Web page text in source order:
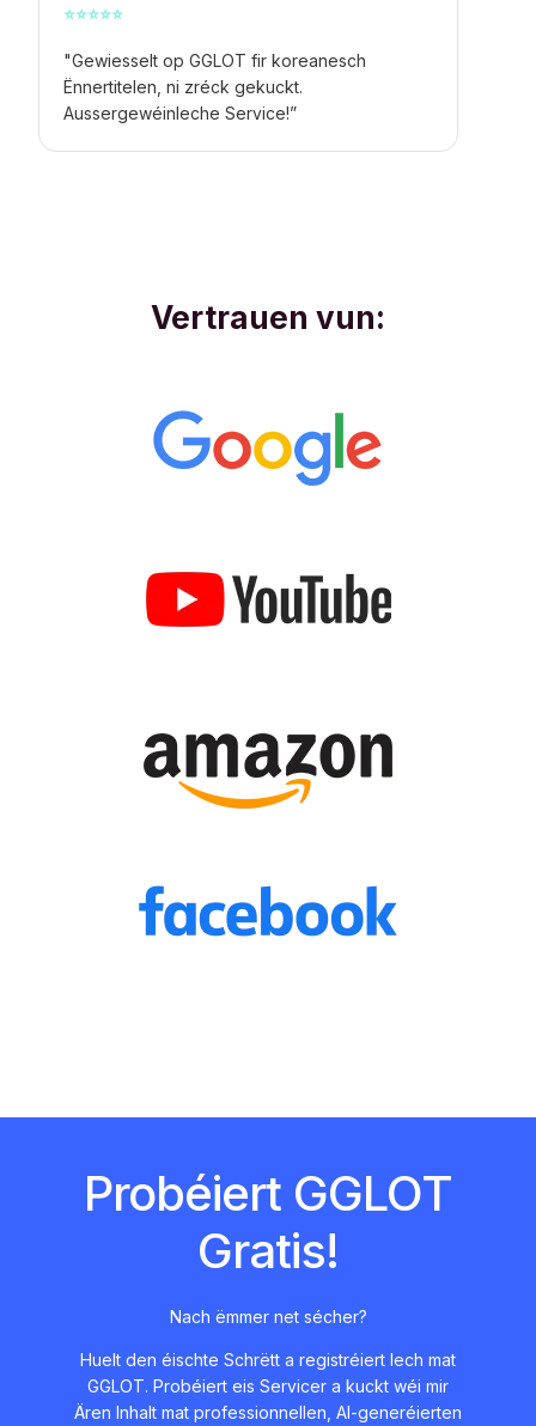
⭐⭐⭐⭐⭐
"Gewiesselt op GGLOT fir koreanesch
Ënnertitelen, ni zréck gekuckt.
Aussergewéinleche Service!”
Vertrauen vun:
Probéiert GGLOT
Gratis!
Nach ëmmer net sécher?
Huelt den éischte Schrëtt a registréiert Iech mat
GGLOT. Probéiert eis Servicer a kuckt wéi mir
Ären Inhalt mat professionnellen, AI-generéierten